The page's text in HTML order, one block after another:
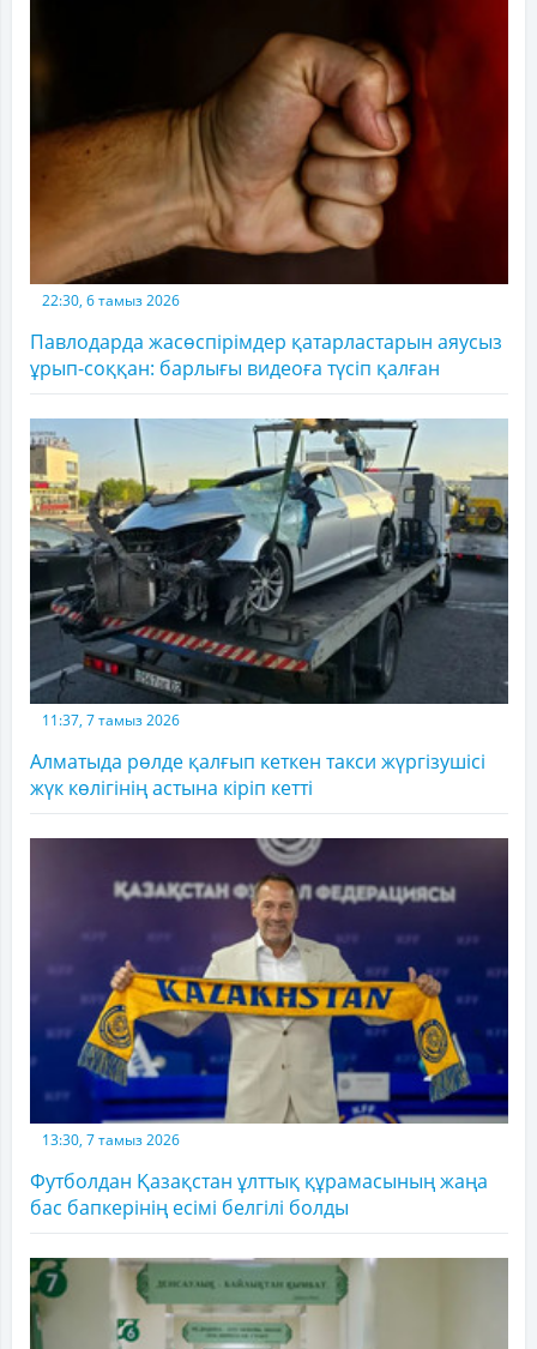
22:30, 6 тамыз 2026
Павлодарда жасөспірімдер қатарластарын аяусыз
ұрып-соққан: барлығы видеоға түсіп қалған
11:37, 7 тамыз 2026
Алматыда рөлде қалғып кеткен такси жүргізушісі
жүк көлігінің астына кіріп кетті
13:30, 7 тамыз 2026
Футболдан Қазақстан ұлттық құрамасының жаңа
бас бапкерінің есімі белгілі болды